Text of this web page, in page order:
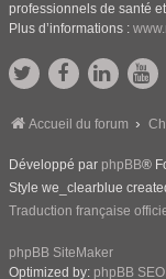
professionnels de santé
Plus d’informations :
Accueil du forum
Développé par phpBB®
Style we_clearblue
Traduction française
phpBB SiteMaker
Optimized by: phpBB SEO